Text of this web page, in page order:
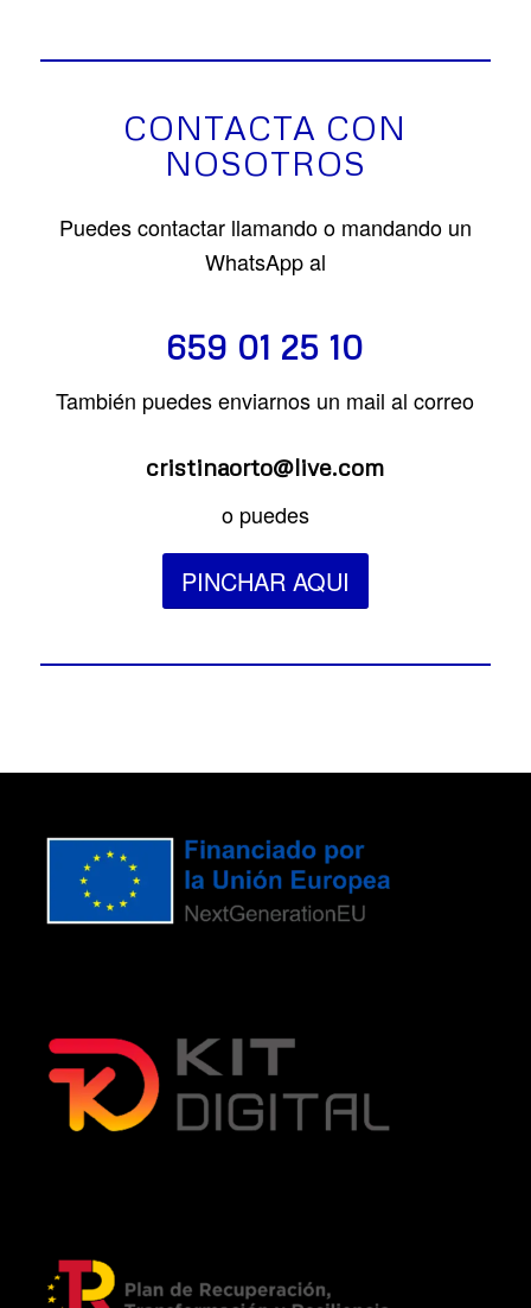
CONTACTA CON
NOSOTROS
Puedes contactar llamando o mandando un
WhatsApp al
659 01 25 10
También puedes enviarnos un mail al correo
cristinaorto@live.com
o puedes
PINCHAR AQUI